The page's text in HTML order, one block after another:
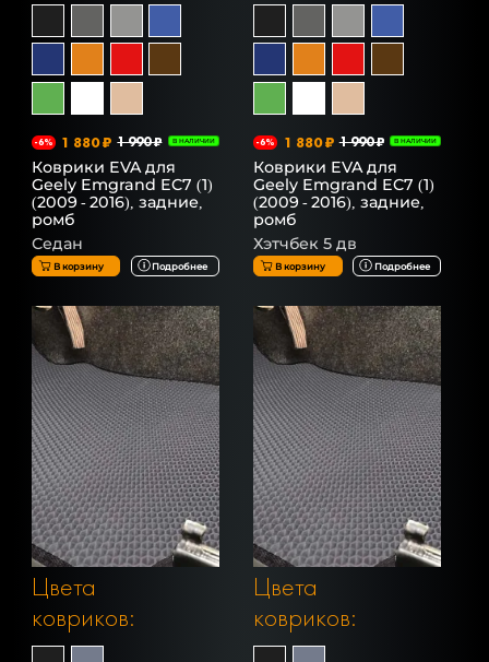
-6% 1 880 ₽ 1 990 ₽ В НАЛИЧИИ
Коврики EVA для
Geely Emgrand EC7 (1)
(2009 - 2016), задние,
ромб
Седан
В корзину Подробнее
-6% 1 880 ₽ 1 990 ₽ В НАЛИЧИИ
Коврики EVA для
Geely Emgrand EC7 (1)
(2009 - 2016), задние,
ромб
Хэтчбек 5 дв
В корзину Подробнее
Цвета
ковриков:
Цвета
ковриков: